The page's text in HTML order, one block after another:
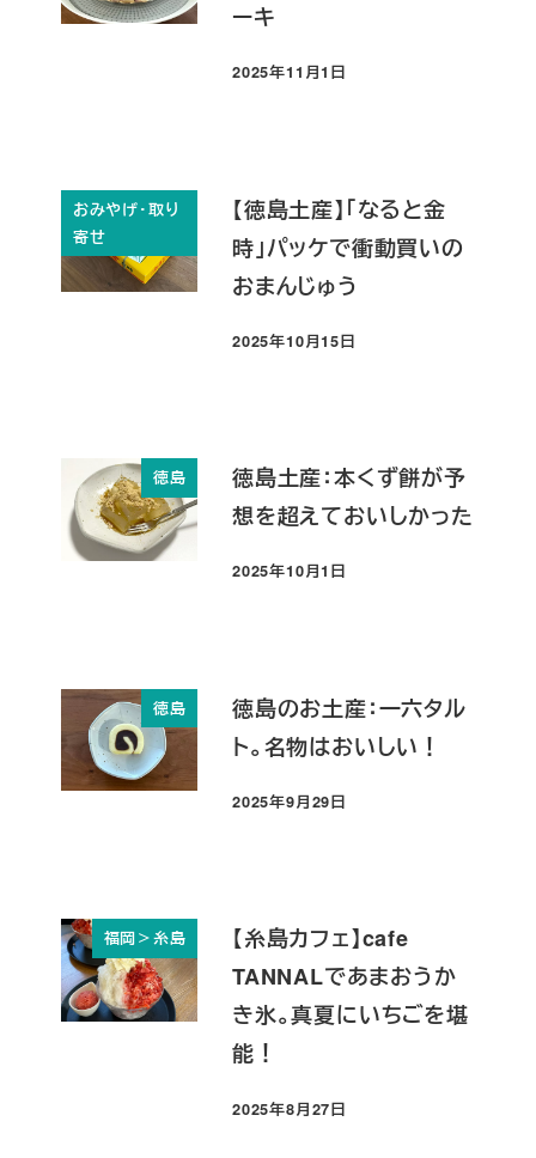
ーキ
投稿日
2025年11月1日
おみやげ・取り
寄せ
【徳島土産】「なると金
時」パッケで衝動買いの
おまんじゅう
投稿日
2025年10月15日
徳島
徳島土産：本くず餅が予
想を超えておいしかった
投稿日
2025年10月1日
徳島
徳島のお土産：一六タル
ト。名物はおいしい！
投稿日
2025年9月29日
福岡＞糸島
【糸島カフェ】cafe
TANNALであまおうか
き氷。真夏にいちごを堪
能！
投稿日
2025年8月27日